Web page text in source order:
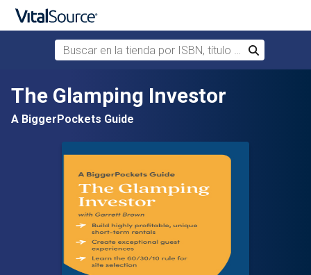
Saltar al contenido principal
Buscar en la tienda por ISBN, título o autor
Buscar
The Glamping Investor
A BiggerPockets Guide